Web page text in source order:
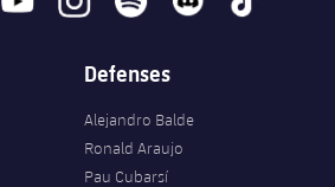
Defenses
Alejandro Balde
Ronald Araujo
Pau Cubarsí